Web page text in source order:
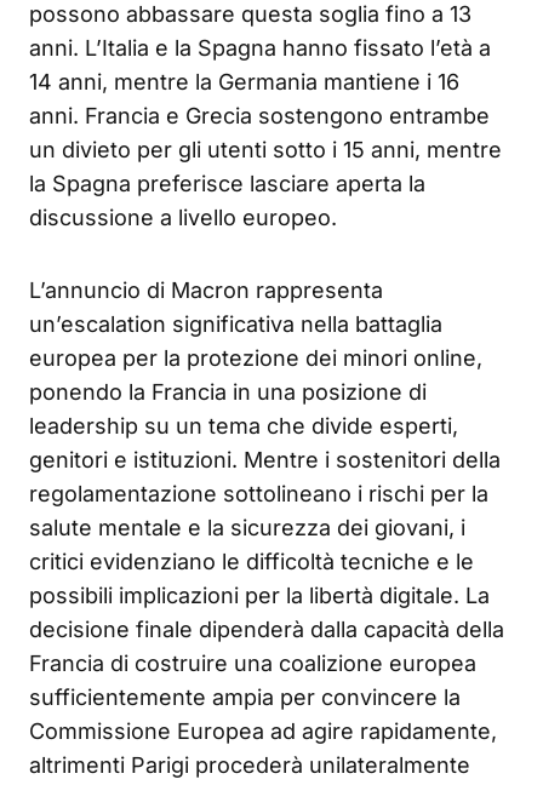
possono abbassare questa soglia fino a 13
anni. L’Italia e la Spagna hanno fissato l’età a
14 anni, mentre la Germania mantiene i 16
anni. Francia e Grecia sostengono entrambe
un divieto per gli utenti sotto i 15 anni, mentre
la Spagna preferisce lasciare aperta la
discussione a livello europeo.
L’annuncio di Macron rappresenta
un’escalation significativa nella battaglia
europea per la protezione dei minori online,
ponendo la Francia in una posizione di
leadership su un tema che divide esperti,
genitori e istituzioni. Mentre i sostenitori della
regolamentazione sottolineano i rischi per la
salute mentale e la sicurezza dei giovani, i
critici evidenziano le difficoltà tecniche e le
possibili implicazioni per la libertà digitale. La
decisione finale dipenderà dalla capacità della
Francia di costruire una coalizione europea
sufficientemente ampia per convincere la
Commissione Europea ad agire rapidamente,
altrimenti Parigi procederà unilateralmente